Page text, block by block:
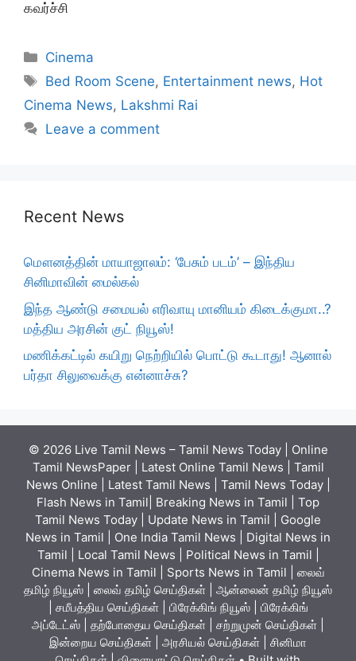
கவர்ச்சி
Categories
Cinema
Tags
Bed Room Scene, Entertainment news, Hot
Cinema News, Lakshmi Rai
Leave a comment
Recent News
மௌனத்தின் மாயாஜாலம்: ‘பேசும் படம்’ – இந்திய
சினிமாவின் மைல்கல்
இந்த ஆண்டு சமையல் எரிவாயு மானியம் கிடைக்குமா..?
மத்திய அரசின் குட் நியூஸ்!
மணிக்கட்டில் கயிறு நெற்றியில் பொட்டு கூடாது! ஆனால்
பர்தா சிலுவைக்கு என்னாச்சு?
© 2026 Live Tamil News – Tamil News Today | Online
Tamil NewsPaper | Latest Online Tamil News | Tamil
News Online | Latest Tamil News | Tamil News Today |
Flash News in Tamil| Breaking News in Tamil | Top
Tamil News Today | Update News in Tamil | Google
News in Tamil | One India Tamil News | Digital News in
Tamil | Local Tamil News | Political News in Tamil |
Cinema News in Tamil | Sports News in Tamil | லைவ்
தமிழ் நியூஸ் | லைவ் தமிழ் செய்திகள் | ஆன்லைன் தமிழ் நியூஸ்
| சமீபத்திய செய்திகள் | பிரேக்கிங் நியூஸ் | பிரேக்கிங்
அப்டேட்ஸ் | தற்போதைய செய்திகள் | சற்றுமுன் செய்திகள் |
இன்றைய செய்திகள் | அரசியல் செய்திகள் | சினிமா